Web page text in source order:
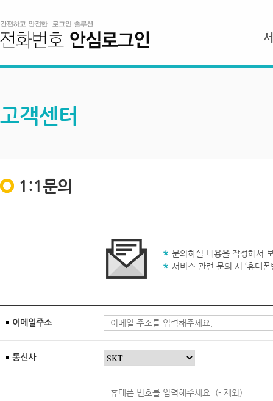
고객센터
1:1문의
문의하실 내용을 작성해서
서비스 관련 문의 시 ‘휴대
이메일주소
통신사